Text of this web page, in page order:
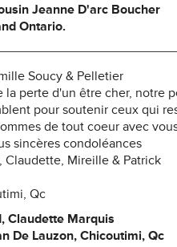
Jeanne D'arc Boucher
Ontario.
Soucy & Pelletier
la perte d'un être cher, notre
pour soutenir ceux qui
de tout coeur avec
sincères condoléances
Claudette, Mireille & Patrick
Qc
Claudette Marquis
De Lauzon, Chicoutimi, Qc